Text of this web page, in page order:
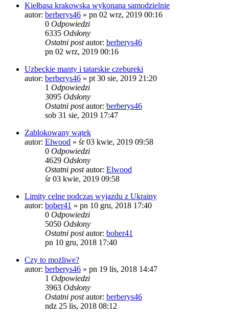
Kiełbasa krakowska wykonana samodzielnie
autor: berberys46 » pn 02 wrz, 2019 00:16
0 Odpowiedzi
6335 Odsłony
Ostatni postautor: berberys46
pn 02 wrz, 2019 00:16
Uzbeckie manty i tatarskie czebureki
autor: berberys46 » pt 30 sie, 2019 21:20
1 Odpowiedzi
3095 Odsłony
Ostatni postautor: berberys46
sob 31 sie, 2019 17:47
Zablokowany wątek
autor: Elwood » śr 03 kwie, 2019 09:58
0 Odpowiedzi
4629 Odsłony
Ostatni postautor: Elwood
śr 03 kwie, 2019 09:58
Limity celne podczas wyjazdu z Ukrainy
autor: bober41 » pn 10 gru, 2018 17:40
0 Odpowiedzi
5050 Odsłony
Ostatni postautor: bober41
pn 10 gru, 2018 17:40
Czy to możliwe?
autor: berberys46 » pn 19 lis, 2018 14:47
1 Odpowiedzi
3963 Odsłony
Ostatni postautor: berberys46
ndz 25 lis, 2018 08:12